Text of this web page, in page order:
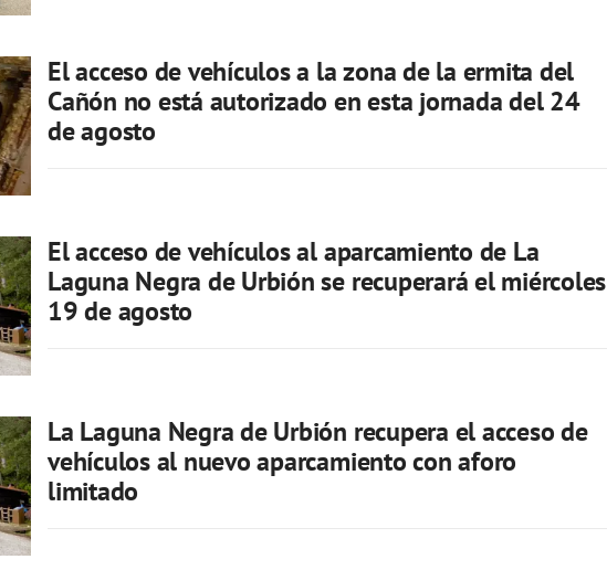
El acceso de vehículos a la zona de la ermita del
Cañón no está autorizado en esta jornada del 24
de agosto
El acceso de vehículos al aparcamiento de La
Laguna Negra de Urbión se recuperará el miércoles
19 de agosto
La Laguna Negra de Urbión recupera el acceso de
vehículos al nuevo aparcamiento con aforo
limitado